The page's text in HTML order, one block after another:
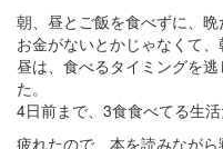
朝、昼とご飯を食べずに、晩
お金がないとかじゃなくて、
昼は、食べるタイミングを
た。
4日前まで、3食食べてる生
疲れたので、本を読みながら